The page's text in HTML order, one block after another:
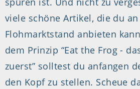
viele schöne Artikel, die du
Flohmarktstand anbieten
dem Prinzip “Eat the Frog -
zuerst” solltest du anfangen
den Kopf zu stellen. Scheue